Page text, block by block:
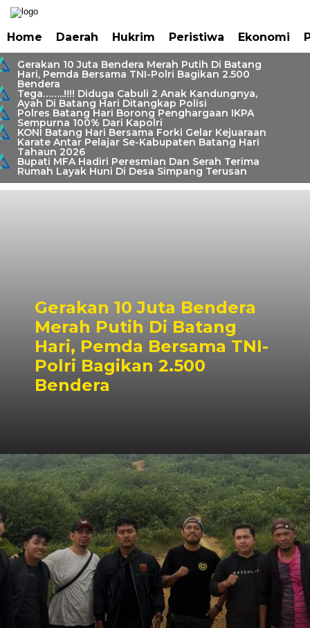
Home Daerah Hukrim Peristiwa Ekonomi
Gerakan 10 Juta Bendera Merah Putih Di Batang
Hari, Pemda Bersama TNI-Polri Bagikan 2.500
Bendera
Tega……..!!!! Diduga Cabuli 2 Anak Kandungnya,
Ayah Di Batang Hari Ditangkap Polisi
Polres Batang Hari Borong Penghargaan IKPA
Sempurna 100% Dari Kapolri
KONI Batang Hari Bersama Forki Gelar Kejuaraan
Karate Antar Pelajar Se-Kabupaten Batang Hari
Tahaun 2026
Bupati MFA Hadiri Peresmian Dan Serah Terima
Rumah Layak Huni Di Desa Simpang Terusan
Gerakan 10 Juta Bendera
Merah Putih Di Batang
Hari, Pemda Bersama TNI-
Polri Bagikan 2.500
Bendera